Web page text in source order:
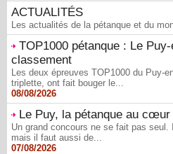
ACTUALITÉS
Les actualités de la pétanque et du
TOP1000 pétanque : Le
classement
Les deux épreuves TOP1000 du Puy-
triplette, ont fait bouger le...
08/08/2026
Le Puy, la pétanque au cœur
Un grand concours ne se fait pas seul.
mais il faut aussi de...
07/08/2026